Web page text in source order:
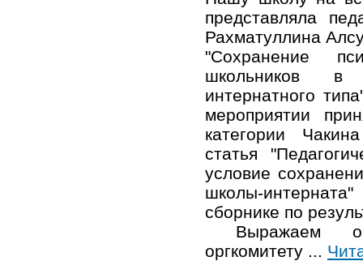
представляла
Рахматуллина
"Сохранение
школьников в
интернатного
мероприятии
категории
статья
условие
школы-
сборнике по
Выражаем
оргкомитету ...